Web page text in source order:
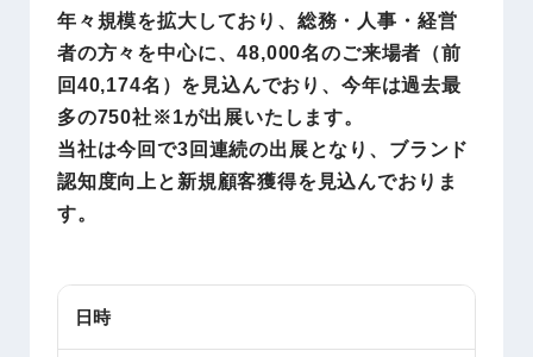
年々規模を拡大しており、総務・人事・経営
者の方々を中心に、48,000名のご来場者（前
回40,174名）を見込んでおり、今年は過去最
多の750社※1が出展いたします。
当社は今回で3回連続の出展となり、ブランド
認知度向上と新規顧客獲得を見込んでおりま
す。
日時